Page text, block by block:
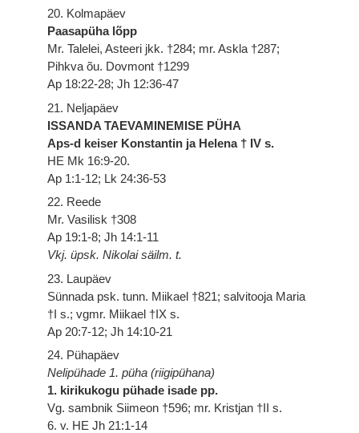
20. Kolmapäev
Paasapüha lõpp
Mr. Talelei, Asteeri jkk. †284; mr. Askla †287;
Pihkva õu. Dovmont †1299
Ap 18:22-28; Jh 12:36-47
21. Neljapäev
ISSANDA TAEVAMINEMISE PÜHA
Aps-d keiser Konstantin ja Helena † IV s.
HE Mk 16:9-20.
Ap 1:1-12; Lk 24:36-53
22. Reede
Mr. Vasilisk †308
Ap 19:1-8; Jh 14:1-11
Vkj. üpsk. Nikolai säilm. t.
23. Laupäev
Sünnada psk. tunn. Miikael †821; salvitooja Maria
†I s.; vgmr. Miikael †IX s.
Ap 20:7-12; Jh 14:10-21
24. Pühapäev
Nelipühade 1. püha (riigipühana)
1. kirikukogu pühade isade pp.
Vg. sambnik Siimeon †596; mr. Kristjan †II s.
6. v. HE Jh 21:1-14